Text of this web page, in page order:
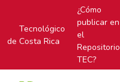
Tecnológico
de Costa Rica
¿Cómo
publicar en
el
Repositorio
TEC?